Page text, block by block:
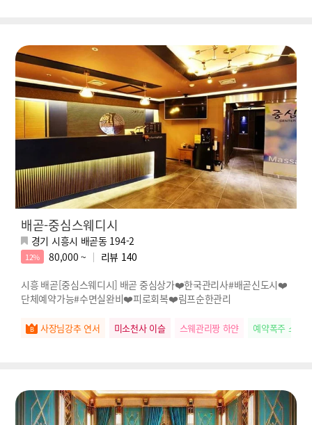
배곧-중심스웨디시
경기 시흥시 배곧동 194-2
12% 80,000 ~ 리뷰 140
시흥 배곧[중심스웨디시] 배곧 중심상가❤️한국관리사#배곧신도시❤️
단체예약가능#수면실완비❤️피로회복❤️림프순한관리
사장님강추 연서 미소천사 이슬 스웨관리짱 하얀 예약폭주 소희